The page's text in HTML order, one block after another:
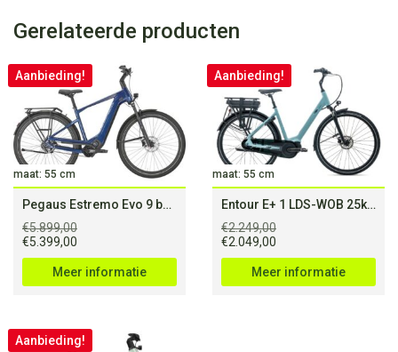
Gerelateerde producten
maat: 55 cm
Aanbieding!
Pegaus Estremo Evo 9 belt Indigo
€5.899,00
Oorspronkelijke
prijs
€5.899,00.
€5.399,00
prijs
is:
€5.399,00.
Meer informatie
maat: 55 cm
Aanbieding!
Entour E+ 1 LDS-WOB 25km/h L Soap Suds
€2.249,00
Oorspronkelijke
prijs
€2.249,00.
€2.049,00
prijs
is:
€2.049,00.
Meer informatie
Aanbieding!